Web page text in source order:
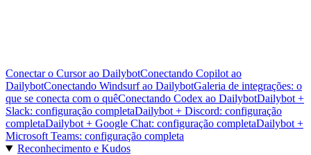
Conectar o Cursor ao DailybotConectando Copilot ao
DailybotConectando Windsurf ao DailybotGaleria de integrações: o
que se conecta com o quêConectando Codex ao DailybotDailybot +
Slack: configuração completaDailybot + Discord: configuração
completaDailybot + Google Chat: configuração completaDailybot +
Microsoft Teams: configuração completa
Reconhecimento e Kudos